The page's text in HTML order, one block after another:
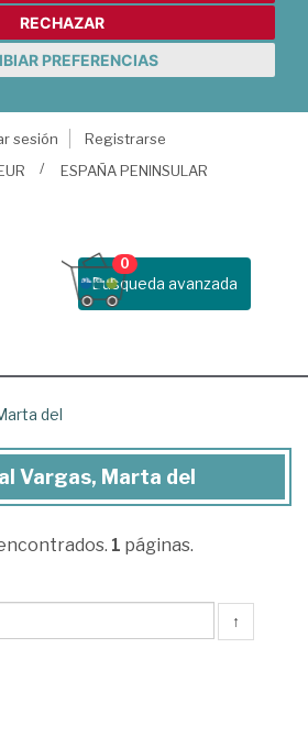
RECHAZAR
PREFERENCIAS
sesión
Registrarse
ESPAÑA PENINSULAR
Busqueda avanzada
0
del
Vargas, Marta del
1 páginas.
↑